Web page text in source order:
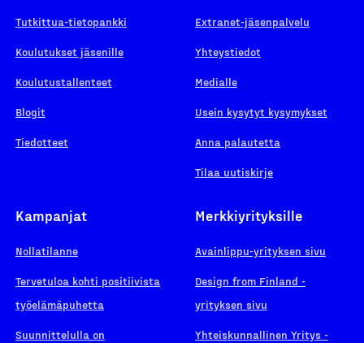
Tutkittua-tietopankki
Koulutukset jäsenille
Koulutustallenteet
Blogit
Tiedotteet
Extranet-jäsenpalvelu
Yhteystiedot
Medialle
Usein kysytyt kysymykset
Anna palautetta
Tilaa uutiskirje
Kampanjat
Nollatilanne
Tervetuloa kohti positiivista
työelämäpuhetta
Suunnittelulla on
Merkkiyrityksille
Avainlippu-yrityksen sivu
Design from Finland -
yrityksen sivu
Yhteiskunnallinen Yritys -